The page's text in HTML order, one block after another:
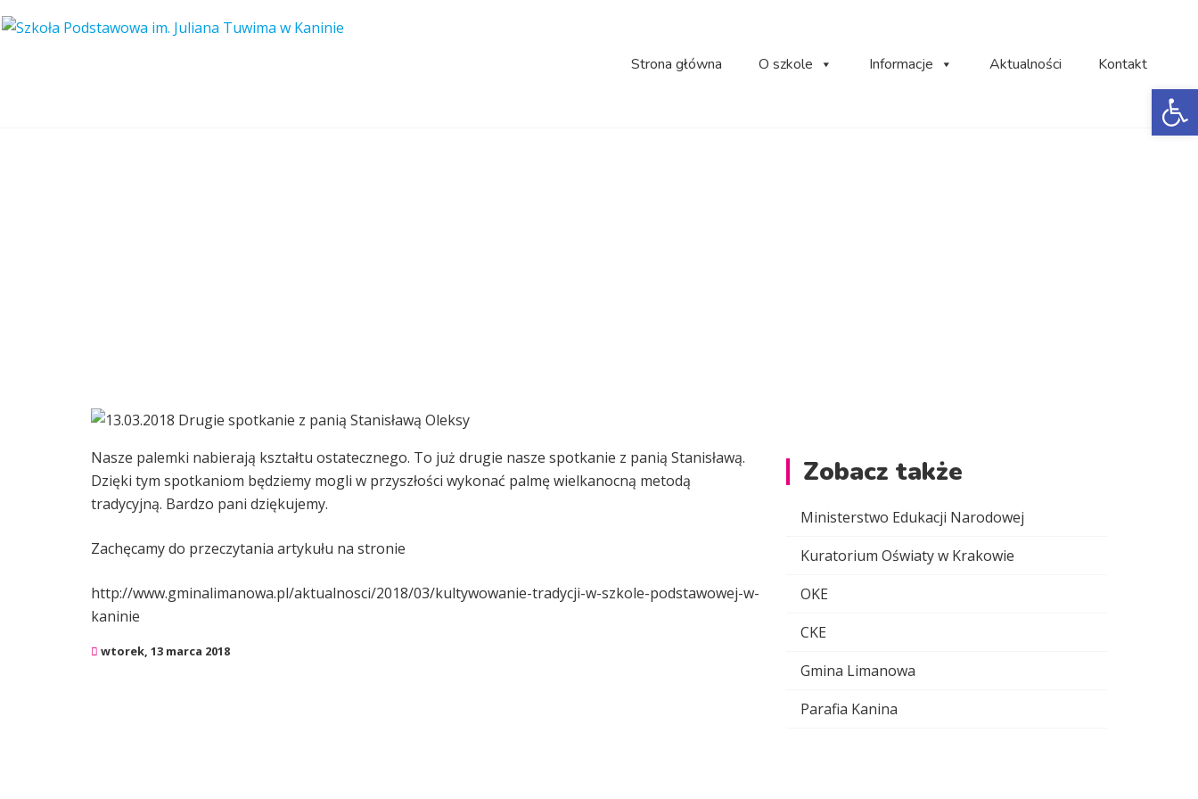
Strona główna O szkole Informacje Aktualności Kontakt
Nasze palemki nabierają kształtu ostatecznego. To już drugie nasze spotkanie z panią Stanisławą.
Dzięki tym spotkaniom będziemy mogli w przyszłości wykonać palmę wielkanocną metodą
tradycyjną. Bardzo pani dziękujemy.
Zachęcamy do przeczytania artykułu na stronie
http://www.gminalimanowa.pl/aktualnosci/2018/03/kultywowanie-tradycji-w-szkole-podstawowej-w-
kaninie
wtorek, 13 marca 2018
Zobacz także
Ministerstwo Edukacji Narodowej
Kuratorium Oświaty w Krakowie
OKE
CKE
Gmina Limanowa
Parafia Kanina